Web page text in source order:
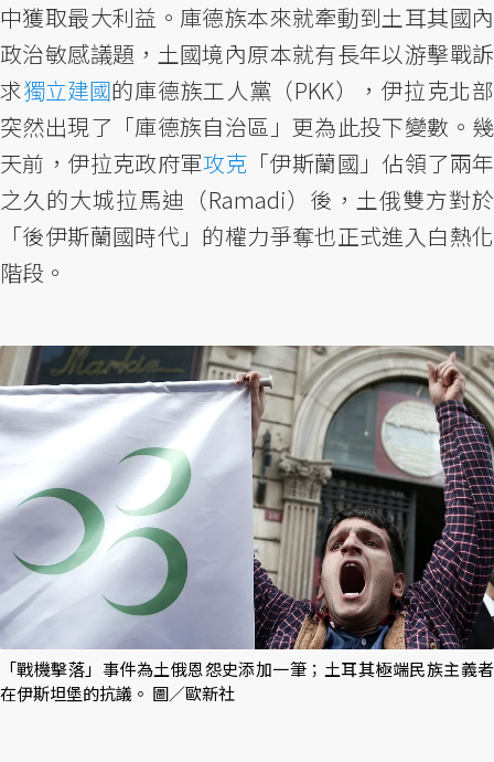
中獲取最大利益。庫德族本來就牽動到土耳其國內
政治敏感議題，土國境內原本就有長年以游擊戰訴
求獨立建國的庫德族工人黨（PKK），伊拉克北部
突然出現了「庫德族自治區」更為此投下變數。幾
天前，伊拉克政府軍攻克「伊斯蘭國」佔領了兩年
之久的大城拉馬迪（Ramadi）後，土俄雙方對於
「後伊斯蘭國時代」的權力爭奪也正式進入白熱化
階段。
「戰機擊落」事件為土俄恩怨史添加一筆；土耳其極端民族主義者
在伊斯坦堡的抗議。 圖／歐新社